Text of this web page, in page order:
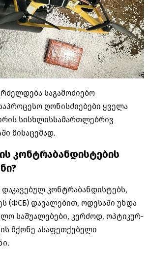
საგამოძიებო
ღონისძიებები ყველა
სისხლისსამართლებრივ
მისაცემად.
კონტრაბანდისტების
დაკავებულ კონტრაბანდისტებს,
(ФСБ) დავალებით, ოდესაში უნდა
საშუალებები, კერძოდ, ოპტიკურ-
მქონე ასაფეთქებელი